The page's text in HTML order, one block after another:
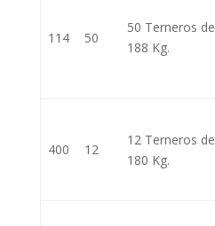
114 50
50 Terneros de
188 Kg.
400 12
12 Terneros de
180 Kg.